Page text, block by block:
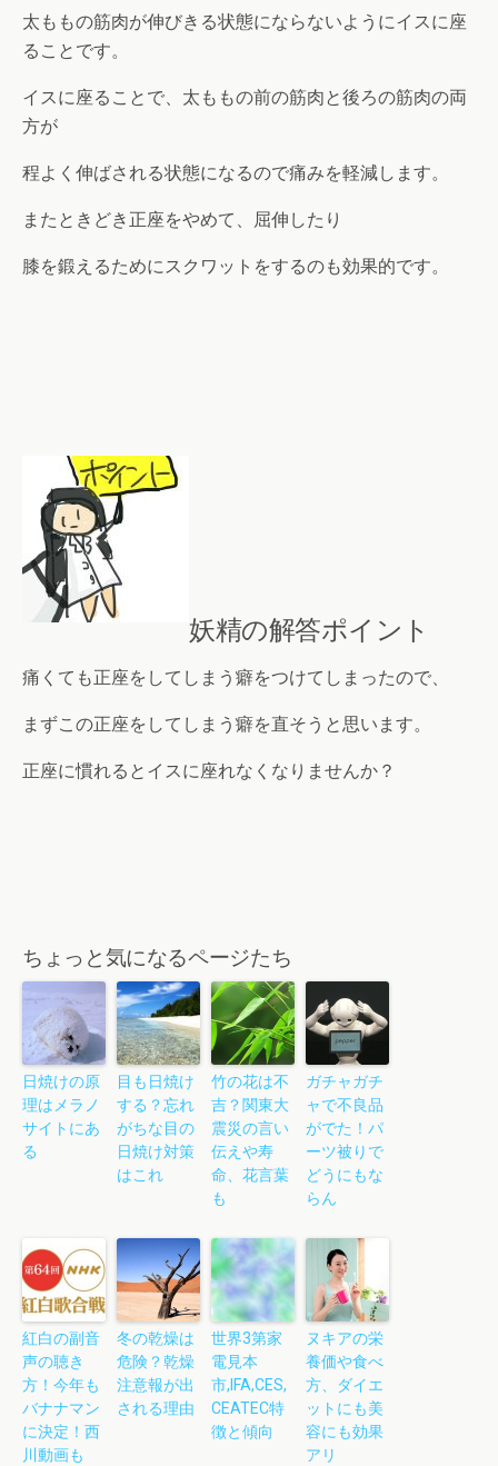
太ももの筋肉が伸びきる状態にならないようにイスに座
ることです。
イスに座ることで、太ももの前の筋肉と後ろの筋肉の両
方が
程よく伸ばされる状態になるので痛みを軽減します。
またときどき正座をやめて、屈伸したり
膝を鍛えるためにスクワットをするのも効果的です。
妖精の解答ポイント
痛くても正座をしてしまう癖をつけてしまったので、
まずこの正座をしてしまう癖を直そうと思います。
正座に慣れるとイスに座れなくなりませんか？
ちょっと気になるページたち
日焼けの原
理はメラノ
サイトにあ
る
目も日焼け
する？忘れ
がちな目の
日焼け対策
はこれ
竹の花は不
吉？関東大
震災の言い
伝えや寿
命、花言葉
も
ガチャガチ
ャで不良品
がでた！パ
ーツ被りで
どうにもな
らん
紅白の副音
声の聴き
方！今年も
バナナマン
に決定！西
川動画も
冬の乾燥は
危険？乾燥
注意報が出
される理由
世界3第家
電見本
市,IFA,CES,
CEATEC特
徴と傾向
ヌキアの栄
養価や食べ
方、ダイエ
ットにも美
容にも効果
アリ